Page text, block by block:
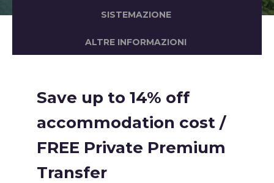
SISTEMAZIONE
ALTRE INFORMAZIONI
Save up to 14% off
accommodation cost /
FREE Private Premium
Transfer